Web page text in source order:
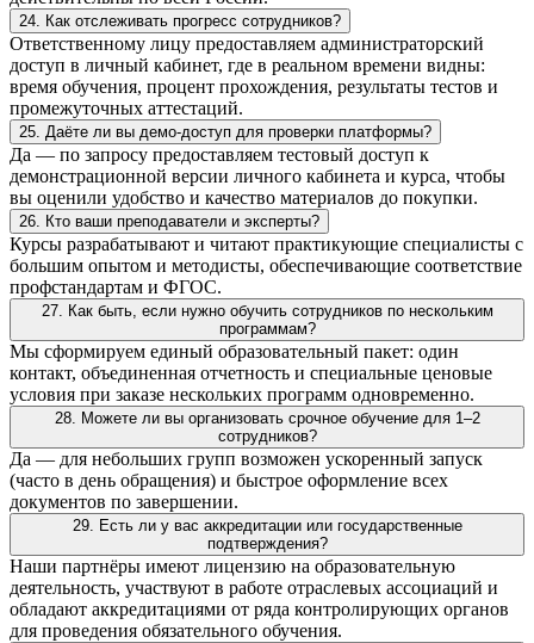
24. Как отслеживать прогресс сотрудников?
Ответственному лицу предоставляем администраторский
доступ в личный кабинет, где в реальном времени видны:
время обучения, процент прохождения, результаты тестов и
промежуточных аттестаций.
25. Даёте ли вы демо-доступ для проверки платформы?
Да — по запросу предоставляем тестовый доступ к
демонстрационной версии личного кабинета и курса, чтобы
вы оценили удобство и качество материалов до покупки.
26. Кто ваши преподаватели и эксперты?
Курсы разрабатывают и читают практикующие специалисты с
большим опытом и методисты, обеспечивающие соответствие
профстандартам и ФГОС.
27. Как быть, если нужно обучить сотрудников по нескольким
программам?
Мы сформируем единый образовательный пакет: один
контакт, объединенная отчетность и специальные ценовые
условия при заказе нескольких программ одновременно.
28. Можете ли вы организовать срочное обучение для 1–2
сотрудников?
Да — для небольших групп возможен ускоренный запуск
(часто в день обращения) и быстрое оформление всех
документов по завершении.
29. Есть ли у вас аккредитации или государственные
подтверждения?
Наши партнёры имеют лицензию на образовательную
деятельность, участвуют в работе отраслевых ассоциаций и
обладают аккредитациями от ряда контролирующих органов
для проведения обязательного обучения.